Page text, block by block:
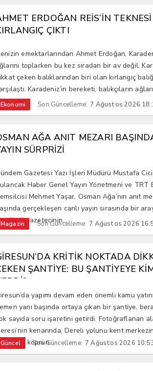
ERDOĞAN REİS’İN
ÇIKTI
emektarlarından Ahmet Erdoğan,
toplarken bu kez sıradan bir av değil,
çeken balıklarından biri olan kırlangıç
Karadeniz’in bereketi, balıkçıların
Ekonomi Son Güncelleme: 7 Ağustos 2026
AĞA ANIT MEZARI
SÜRPRİZİ
Gazetesi Yazı İşleri Müdürü Mustafa
Haber Genel Yayın Yönetmeni ve TRT
Mehmet Yaşar, Osman Ağa’nın anıt
gerçekleşen canlı yayın sırasında bir
gazetecinin...
Magazin Son Güncelleme: 7 Ağustos 2026
KRİTİK NOKTADA
ŞANTİYE: BU ŞANTİYEYE
yapımı devam eden önemli kamu
yanı başında ortaya çıkan bir şantiye,
sayıda soru işaretini getirdi. Fotoğraflanan
kenarında, Dereli yolunu kent
bağlayan köprün...
Güncel Son Güncelleme: 7 Ağustos 2026